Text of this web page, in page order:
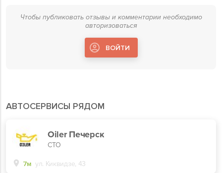
АВТОСЕРВИСЫ РЯДОМ
Oiler Печерск
СТО
7м ул. Киквидзе, 43
Чтобы публиковать отзывы и комментарии необходимо
авторизоваться
ВОЙТИ